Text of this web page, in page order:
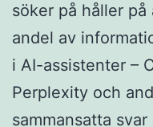
söker på håller
andel av
i AI-assistenter –
Perplexity och
sammansatta